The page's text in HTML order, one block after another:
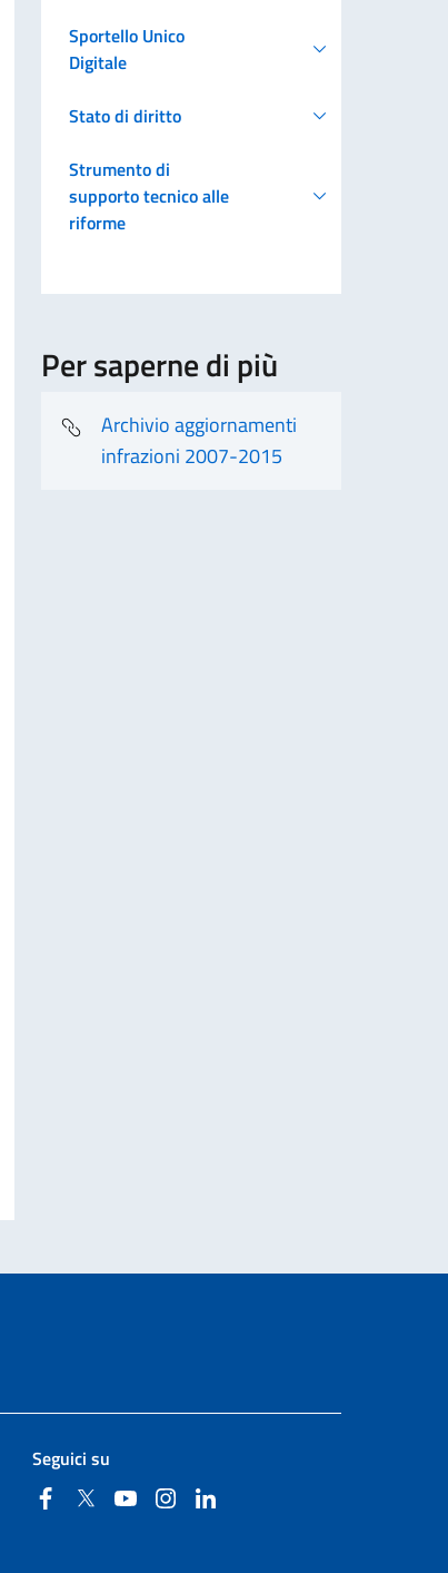
Sportello Unico
Digitale
Stato di diritto
Strumento di
supporto tecnico alle
riforme
Per saperne di più
Archivio aggiornamenti
infrazioni 2007-2015
Seguici su
FacebookTwitterYouTubeInstagram